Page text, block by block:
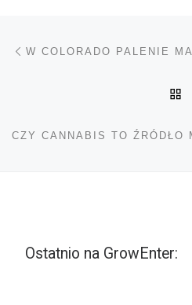
Nawigacja wpisu
Ostatnio na GrowEnter: